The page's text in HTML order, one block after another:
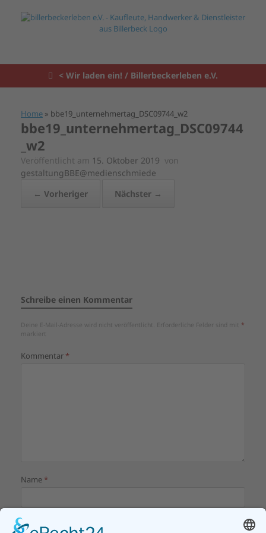
< Wir laden ein! / Billerbeckerleben e.V.
Home » bbe19_unternehmertag_DSC09744_w2
bbe19_unternehmertag_DSC09744
_w2
Veröffentlicht am 15. Oktober 2019 von
gestaltungBBE@medienschmiede
← Vorheriger
Nächster →
Schreibe einen Kommentar
Deine E-Mail-Adresse wird nicht veröffentlicht. Erforderliche Felder sind mit *
markiert
Kommentar*
Name*
E-Mail-Adresse